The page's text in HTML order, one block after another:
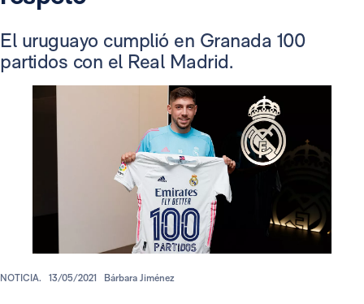
El uruguayo cumplió en Granada 100
partidos con el Real Madrid.
NOTICIA. 13/05/2021 Bárbara Jiménez